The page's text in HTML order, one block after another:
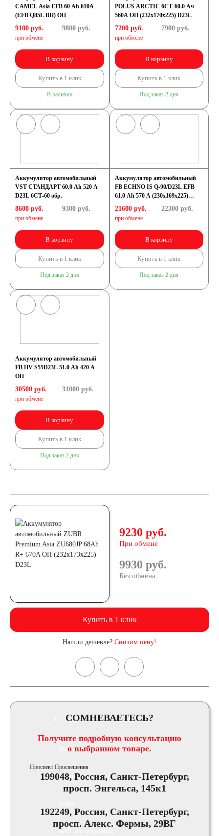
Корейские авто
Недорогие
Скутеры
Квадроциклы
Снегоходы
Садовые трактора,
райдеры
Мотороллеры
Мотобуксировщики
Емкость (A/H)
2.3 3 4
14 16
18 19
AGM
АКБ для лодок,
Аккумуляторы для
катеров, яхт и
АКБ для лодочных
CAMEL Asia EFB 60 Ah 610A
(EFB Q85L BH) ОП
9100 руб.
при обмене
9800руб.
В корзину
Купить в 1 клик
В наличии
POLUS ARCTIC 6СТ-60.0 Ач
560А ОП (232х170х225) D23L
7200 руб.
при обмене
7900 руб.
В корзину
Купить в 1 клик
Под заказ 2 дня
Аккумулятор автомобильный
VST СТАНДАРТ 60.0 Ah 520 A
D23L 6СТ-60 обр.
8600 руб.
при обмене
9300руб.
В корзину
Купить в 1 клик
Под заказ 2 дня
Аккумулятор автомобильный
FB ECHNO IS Q-90/D23L EFB
61.0 Ah 570 A (230х169х225)
D23L
21600 руб.
при обмене
22300 руб.
В корзину
Купить в 1 клик
Под заказ 2 дня
Аккумулятор автомобильный
FB HV S55D23L 51.0 Ah 420 A
ОП
30500 руб.
при обмене
31000руб.
В корзину
Купить в 1 клик
Под заказ 2 дня
9230 руб.
При обмене
9930 руб.
Без обмена
Купить в 1 клик
Нашли дешевле? Снизим цену!
СОМНЕВАЕТЕСЬ?
Получите подробную консультацию
о выбранном товаре.
Проспект Просвещения
199048, Россия, Санкт-Петербург,
просп. Энгельса, 145к1
192249, Россия, Санкт-Петербург,
просп. Алекс. Фермы, 29ВГ